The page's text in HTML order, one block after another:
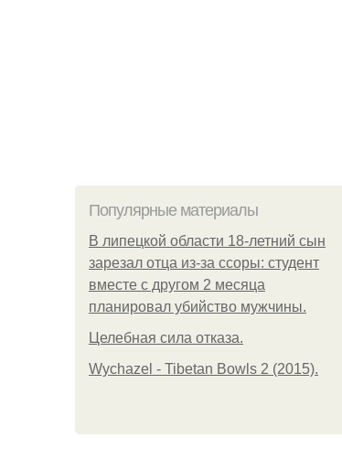
Популярные материалы
В липецкой области 18-летний сын
зарезал отца из-за ссоры: студент
вместе с другом 2 месяца
планировал убийство мужчины.
Целебная сила отказа.
Wychazel - Tibetan Bowls 2 (2015).